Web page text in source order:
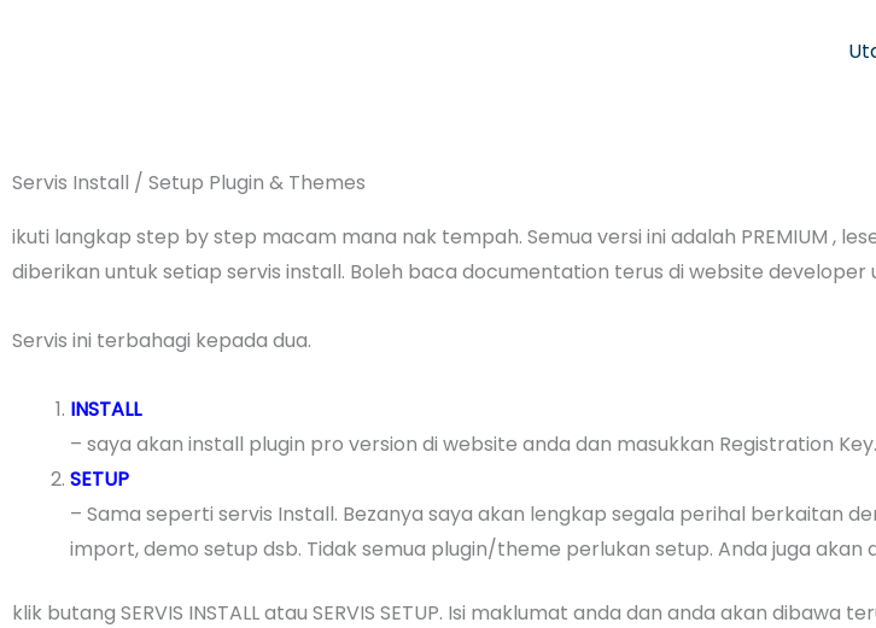
Servis Install / Setup Plugin & Themes
ikuti langkap step by step macam mana nak tempah. Semua versi ini adalah PREMIUM ,
diberikan untuk setiap servis install. Boleh baca documentation terus di website developer
Servis ini terbahagi kepada dua.
INSTALL
– saya akan install plugin pro version di website anda dan masukkan Registration Key.
SETUP
– Sama seperti servis Install. Bezanya saya akan lengkap segala perihal berkaitan
import, demo setup dsb. Tidak semua plugin/theme perlukan setup. Anda juga
klik butang SERVIS INSTALL atau SERVIS SETUP. Isi maklumat anda dan anda akan dibawa